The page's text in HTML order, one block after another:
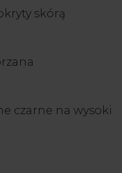
skórą
czarne na wysoki